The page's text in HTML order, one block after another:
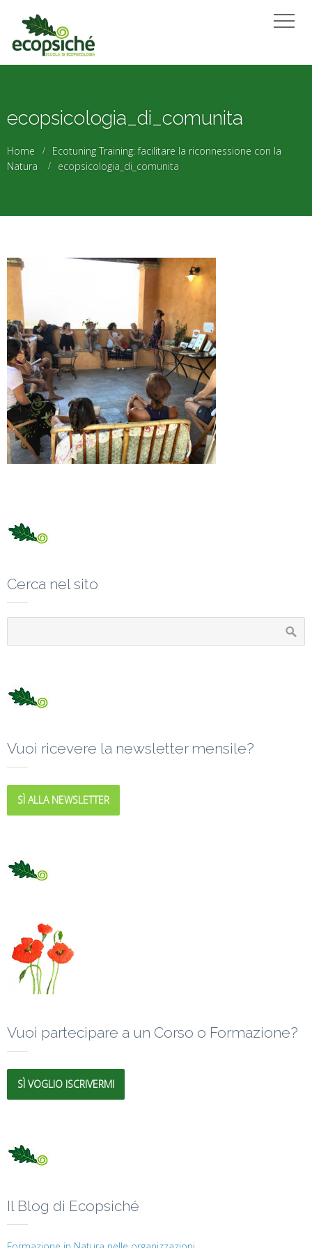
ecopsicologia_di_comunita
Home
Ecotuning Training: facilitare la riconnessione con la
Natura
ecopsicologia_di_comunita
Cerca nel sito
Vuoi ricevere la newsletter mensile?
SÌ ALLA NEWSLETTER
Vuoi partecipare a un Corso o Formazione?
SÌ VOGLIO ISCRIVERMI
Il Blog di Ecopsiché